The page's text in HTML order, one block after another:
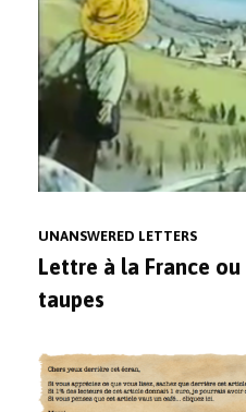
UNANSWERED LETTERS
Lettre à la France
taupes